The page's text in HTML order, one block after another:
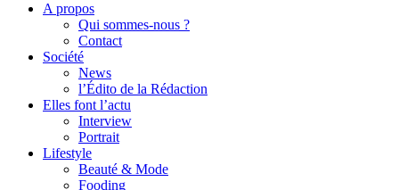
A propos
Qui sommes-nous ?
Contact
Société
News
l’Édito de la Rédaction
Elles font l’actu
Interview
Portrait
Lifestyle
Beauté & Mode
Fooding